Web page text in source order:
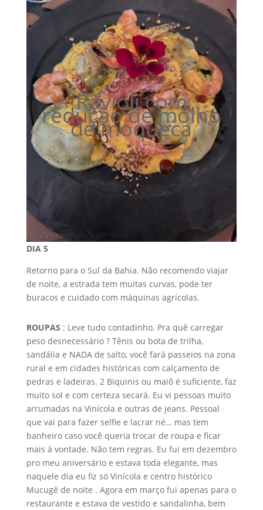
Ravioli com
redução de molho
de moqueca
DIA 5
Retorno para o Sul da Bahia. Não recomendo viajar
de noite, a estrada tem muitas curvas, pode ter
buracos e cuidado com máquinas agrícolas.
ROUPAS : Leve tudo contadinho. Pra quê carregar
peso desnecessário ? Tênis ou bota de trilha,
sandália e NADA de salto, você fará passeios na zona
rural e em cidades históricas com calçamento de
pedras e ladeiras. 2 Biquinis ou maiô é suficiente, faz
muito sol e com certeza secará. Eu vi pessoas muito
arrumadas na Vinícola e outras de jeans. Pessoal
que vai para fazer selfie e lacrar né… mas tem
banheiro caso você queria trocar de roupa e ficar
mais à vontade. Não tem regras. Eu fui em dezembro
pro meu aniversário e estava toda elegante, mas
naquele dia eu fiz só Vinícola e centro histórico
Mucugê de noite . Agora em março fui apenas para o
restaurante e estava de vestido e sandalinha, bem